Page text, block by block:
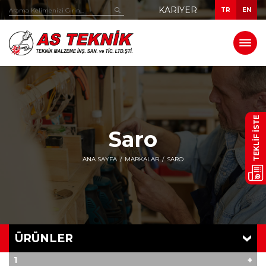
KARIYER TR EN
TEKLİF İSTE
Saro
ANA SAYFA MARKALAR SARO
ÜRÜNLER
1